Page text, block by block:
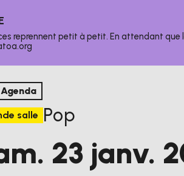
reprennent petit à petit. En attendant
Agenda
salle Pop
23 janvier
janv.